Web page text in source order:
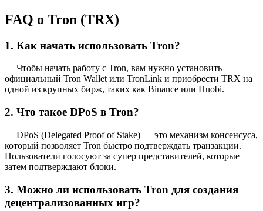
FAQ о Tron (TRX)
1. Как начать использовать Tron?
— Чтобы начать работу с Tron, вам нужно установить
официальный Tron Wallet или TronLink и приобрести TRX на
одной из крупных бирж, таких как Binance или Huobi.
2. Что такое DPoS в Tron?
— DPoS (Delegated Proof of Stake) — это механизм консенсуса,
который позволяет Tron быстро подтверждать транзакции.
Пользователи голосуют за супер представителей, которые
затем подтверждают блоки.
3. Можно ли использовать Tron для создания
децентрализованных игр?